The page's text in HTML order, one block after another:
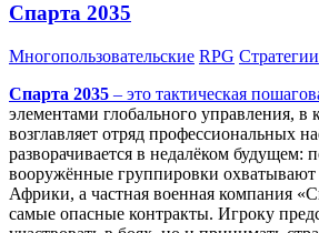
Спарта 2035
Многопользовательские RPG Стратегии
Спарта 2035 – это тактическая
элементами глобального управления, в
возглавляет отряд профессиональных
разворачивается в недалёком будущем:
вооружённые группировки охватывают
Африки, а частная военная компания
самые опасные контракты. Игроку